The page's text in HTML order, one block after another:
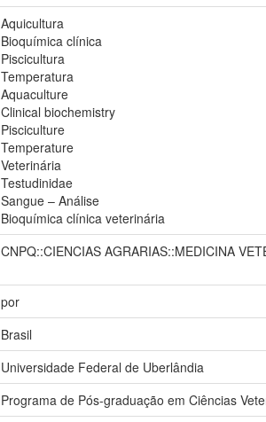
Aquicultura
Bioquímica clínica
Piscicultura
Temperatura
Aquaculture
Clinical biochemistry
Pisciculture
Temperature
Veterinária
Testudinidae
Sangue – Análise
Bioquímica clínica veterinária
CNPQ::CIENCIAS AGRARIAS::MEDICINA
por
Brasil
Universidade Federal de Uberlândia
Programa de Pós-graduação em Ciências